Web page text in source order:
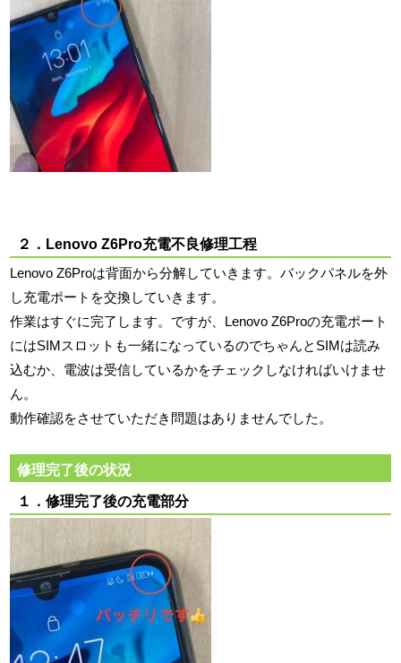
２．Lenovo Z6Pro充電不良修理工程
Lenovo Z6Proは背面から分解していきます。バックパネルを外
し充電ポートを交換していきます。
作業はすぐに完了します。ですが、Lenovo Z6Proの充電ポート
にはSIMスロットも一緒になっているのでちゃんとSIMは読み
込むか、電波は受信しているかをチェックしなければいけませ
ん。
動作確認をさせていただき問題はありませんでした。
修理完了後の状況
１．修理完了後の充電部分